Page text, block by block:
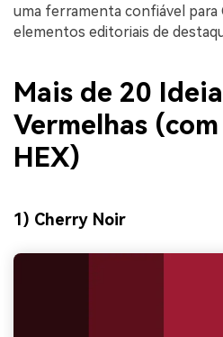
uma ferramenta confiável para
elementos editoriais de
Mais de 20
Vermelhas
HEX)
1) Cherry Noir